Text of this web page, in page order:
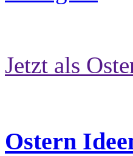
Jetzt als
Ostern